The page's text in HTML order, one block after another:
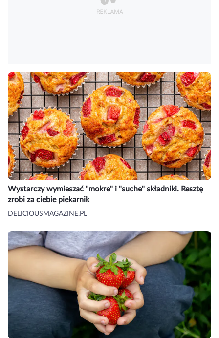
Wystarczy wymieszać "mokre" i "suche" składniki. Resztę
zrobi za ciebie piekarnik
DELICIOUSMAGAZINE.PL